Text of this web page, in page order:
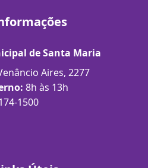
de Santa Maria
Aires, 2277
8h às 13h
1500